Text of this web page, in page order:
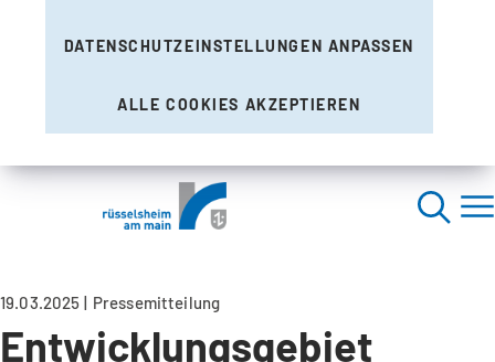
DATENSCHUTZEINSTELLUNGEN ANPASSEN
ALLE COOKIES AKZEPTIEREN
19.03.2025 Pressemitteilung
Entwicklungsgebiet